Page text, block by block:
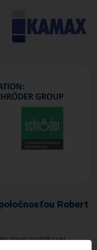
Robert
novej podnikovej